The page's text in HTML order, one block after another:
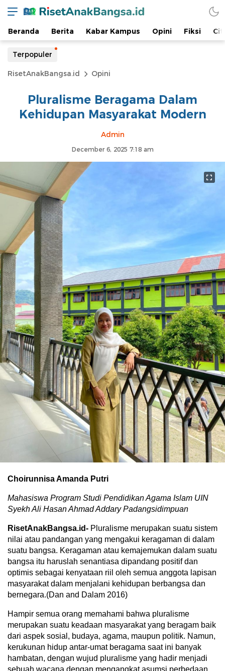
Beranda Berita Kabar Kampus Opini Fiksi
Terpopuler
RisetAnakBangsa.id Opini
Pluralisme Beragama Dalam
Kehidupan Masyarakat Modern
Admin
December 6, 2025 7:18 am
Choirunnisa Amanda Putri
Mahasiswa Program Studi Pendidikan Agama Islam UIN
Syekh Ali Hasan Ahmad Addary Padangsidimpuan
RisetAnakBangsa.id- Pluralisme merupakan suatu sistem
nilai atau pandangan yang mengakui keragaman di dalam
suatu bangsa. Keragaman atau kemajemukan dalam suatu
bangsa itu haruslah senantiasa dipandang positif dan
optimis sebagai kenyataan riil oleh semua anggota lapisan
masyarakat dalam menjalani kehidupan berbangsa dan
bernegara.(Dan and Dalam 2016)
Hampir semua orang memahami bahwa pluralisme
merupakan suatu keadaan masyarakat yang beragam baik
dari aspek sosial, budaya, agama, maupun politik. Namun,
kerukunan hidup antar-umat beragama saat ini banyak
hambatan, dengan wujud pluralisme yang hadir menjadi